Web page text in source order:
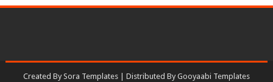
Created By Sora Templates| Distributed By Gooyaabi Templates